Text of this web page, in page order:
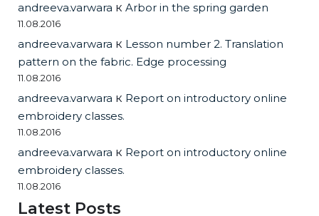
andreeva.varwara к Arbor in the spring garden
11.08.2016
andreeva.varwara к Lesson number 2. Translation
pattern on the fabric. Edge processing
11.08.2016
andreeva.varwara к Report on introductory online
embroidery classes.
11.08.2016
andreeva.varwara к Report on introductory online
embroidery classes.
11.08.2016
Latest Posts